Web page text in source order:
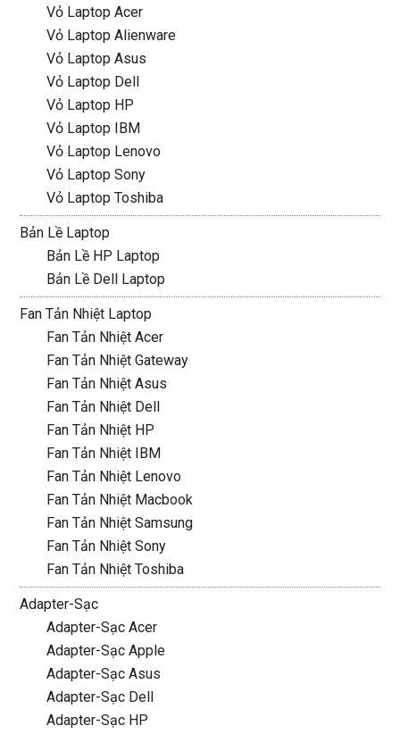
Vỏ Laptop Acer
Vỏ Laptop Alienware
Vỏ Laptop Asus
Vỏ Laptop Dell
Vỏ Laptop HP
Vỏ Laptop IBM
Vỏ Laptop Lenovo
Vỏ Laptop Sony
Vỏ Laptop Toshiba
Bản Lề Laptop
Bản Lề HP Laptop
Bản Lề Dell Laptop
Fan Tản Nhiệt Laptop
Fan Tản Nhiệt Acer
Fan Tản Nhiệt Gateway
Fan Tản Nhiệt Asus
Fan Tản Nhiệt Dell
Fan Tản Nhiệt HP
Fan Tản Nhiệt IBM
Fan Tản Nhiệt Lenovo
Fan Tản Nhiệt Macbook
Fan Tản Nhiệt Samsung
Fan Tản Nhiệt Sony
Fan Tản Nhiệt Toshiba
Adapter-Sạc
Adapter-Sạc Acer
Adapter-Sạc Apple
Adapter-Sạc Asus
Adapter-Sạc Dell
Adapter-Sạc HP